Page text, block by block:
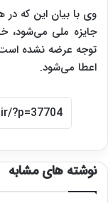
وی با بیان این که در
جایزه ملی می‌شود،
توجه عرضه نشده است
اعطا می‌شود.
نوشته های مشابه